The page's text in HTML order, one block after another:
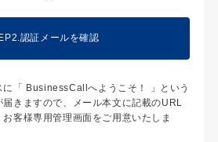
認証メールを確認
に「 BusinessCallへようこそ！ 」という
届きますので、メール本文に記載のURL
客様専用管理画面をご用意いたしま